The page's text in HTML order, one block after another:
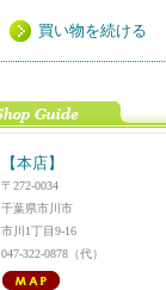
買い物を続ける
【本店】
〒272-0034
千葉県市川市
市川1丁目9-16
047-322-0878（代）